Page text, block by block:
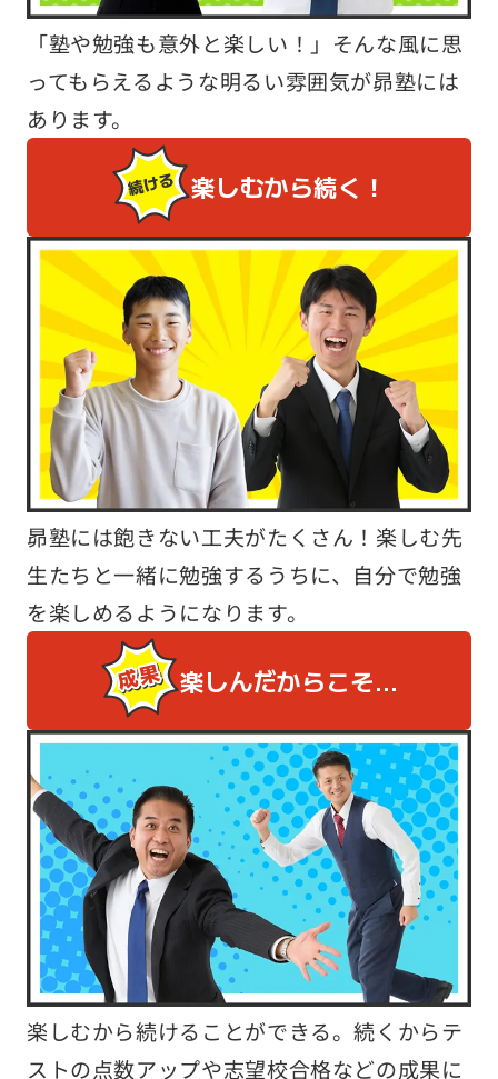
「塾や勉強も意外と楽しい！」そんな風に思
ってもらえるような明るい雰囲気が昴塾には
あります。
楽しむから続く！
昴塾には飽きない工夫がたくさん！楽しむ先
生たちと一緒に勉強するうちに、自分で勉強
を楽しめるようになります。
楽しんだからこそ…
楽しむから続けることができる。続くからテ
ストの点数アップや志望校合格などの成果に